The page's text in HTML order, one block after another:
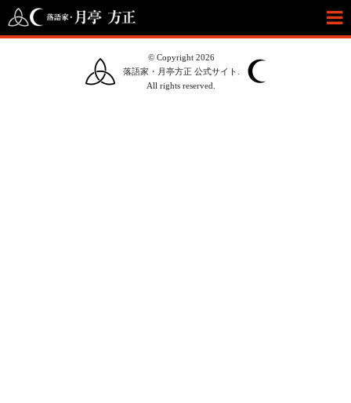
© Copyright 2026
落語家・月亭方正 公式サイト.
All rights reserved.